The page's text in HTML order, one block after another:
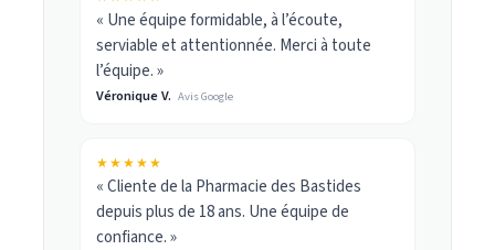
« Une équipe formidable, à l’écoute,
serviable et attentionnée. Merci à toute
l’équipe. »
Véronique V. Avis Google
★★★★★
« Cliente de la Pharmacie des Bastides
depuis plus de 18 ans. Une équipe de
confiance. »